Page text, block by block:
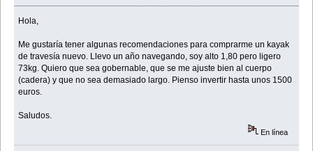
Hola,
Me gustaría tener algunas recomendaciones para comprarme un kayak
de travesía nuevo. Llevo un año navegando, soy alto 1,80 pero ligero
73kg. Quiero que sea gobernable, que se me ajuste bien al cuerpo
(cadera) y que no sea demasiado largo. Pienso invertir hasta unos 1500
euros.
Saludos.
En línea